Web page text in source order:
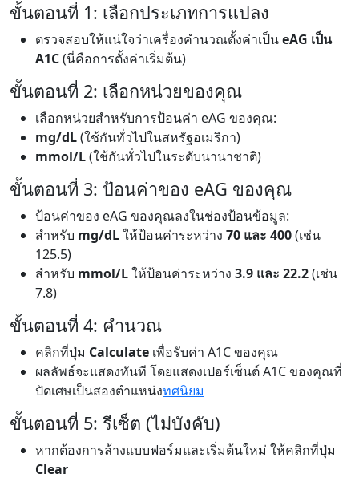
ขั้นตอนที่ 1: เลือกประเภทการแปลง
ตรวจสอบให้แน่ใจว่าเครื่องคำนวณตั้งค่าเป็นeAG เป็น
A1C(นี่คือการตั้งค่าเริ่มต้น)
ขั้นตอนที่ 2: เลือกหน่วยของคุณ
เลือกหน่วยสำหรับการป้อนค่า eAG ของคุณ:
mg/dL(ใช้กันทั่วไปในสหรัฐอเมริกา)
mmol/L(ใช้กันทั่วไปในระดับนานาชาติ)
ขั้นตอนที่ 3: ป้อนค่าของ eAG ของคุณ
ป้อนค่าของ eAG ของคุณลงในช่องป้อนข้อมูล:
สำหรับ mg/dLให้ป้อนค่าระหว่าง 70 และ 400(เช่น
125.5)
สำหรับ mmol/Lให้ป้อนค่าระหว่าง 3.9 และ 22.2(เช่น
7.8)
ขั้นตอนที่ 4: คำนวณ
คลิกที่ปุ่ม Calculate เพื่อรับค่า A1C ของคุณ
ผลลัพธ์จะแสดงทันที โดยแสดงเปอร์เซ็นต์ A1C ของคุณที่
ปัดเศษเป็นสองตำแหน่งทศนิยม
ขั้นตอนที่ 5: รีเซ็ต (ไม่บังคับ)
หากต้องการล้างแบบฟอร์มและเริ่มต้นใหม่ ให้คลิกที่ปุ่ม
Clear